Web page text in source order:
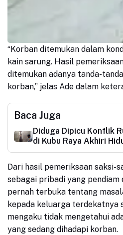
“Korban ditemukan dalam
kain sarung. Hasil
ditemukan adanya tanda-
korban,” jelas Ade dalam
Baca Juga
Diduga Dipicu Konflik
di Kubu Raya Akhiri
Dari hasil pemeriksaan saksi-
sebagai pribadi yang
pernah terbuka tentang
kepada keluarga terdekatnya
mengaku tidak mengetahui
yang sedang dihadapi korban.